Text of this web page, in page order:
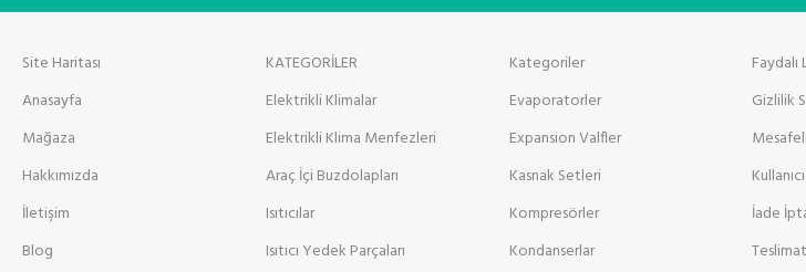
Site Haritası
Anasayfa
Mağaza
Hakkımızda
İletişim
Blog
KATEGORİLER
Elektrikli Klimalar
Elektrikli Klima Menfezleri
Araç İçi Buzdolapları
Isıtıcılar
Isıtıcı Yedek Parçaları
Kategoriler
Evaporatorler
Expansion Valfler
Kasnak Setleri
Kompresörler
Kondanserlar
Faydalı
Gizlilik
İade